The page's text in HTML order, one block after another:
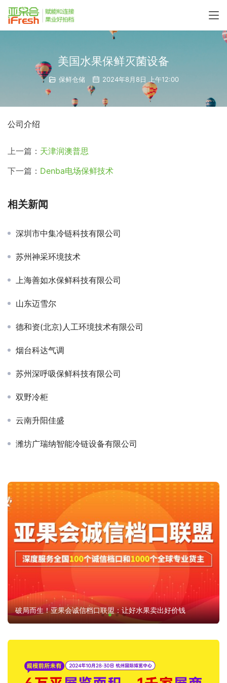
美国水果保鲜灭菌设备
保鲜仓储 2024年8月8日 上午12:00
公司介绍
上一篇： 天津润澳普思
下一篇： Denba电场保鲜技术
相关新闻
深圳市中集冷链科技有限公司
苏州神采环境技术
上海善如水保鲜科技有限公司
山东迈雪尔
德和资(北京)人工环境技术有限公司
烟台科达气调
苏州深呼吸保鲜科技有限公司
双野冷柜
云南升阳佳盛
潍坊广瑞纳智能冷链设备有限公司
破局而生！亚果会诚信档口联盟：让好水果卖出好价钱